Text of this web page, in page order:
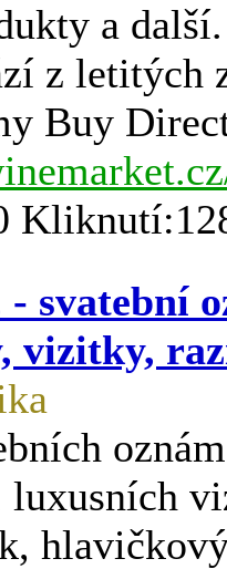
a
z letitých
Buy
- svatební
vizitky,
luxusních